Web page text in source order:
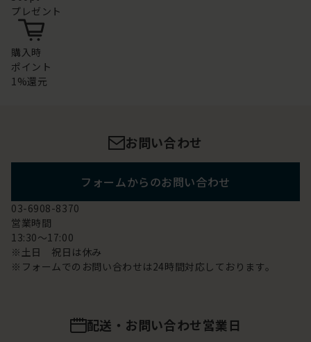
プレゼント
購入時
ポイント
1%還元
お問い合わせ
フォームからのお問い合わせ
03-6908-8370
営業時間
13:30～17:00
※土日 祝日は休み
※フォームでのお問い合わせは24時間対応しております。
配送・お問い合わせ営業日